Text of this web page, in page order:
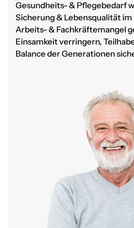
Gesundheits- & Pflegebedarf
Sicherung & Lebensqualität
Arbeits- & Fachkräftemangel
Einsamkeit verringern,
Balance der Generationen